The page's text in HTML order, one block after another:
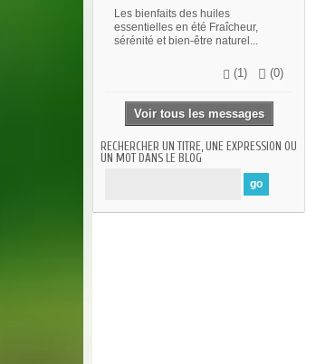
Les bienfaits des huiles
essentielles en été Fraîcheur,
sérénité et bien-être naturel...
(1) (0)
Voir tous les messages
RECHERCHER UN TITRE, UNE EXPRESSION OU
UN MOT DANS LE BLOG